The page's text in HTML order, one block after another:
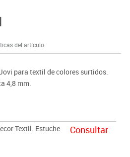
del artículo
para textil de colores surtidos.
4,8 mm.
Textil. Estuche
Consultar